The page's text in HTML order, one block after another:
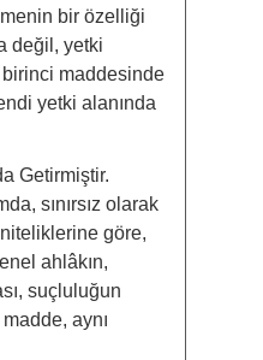
bir özelliği
değil, yetki
maddesinde
yetki alanında
Getirmiştir.
sınırsız olarak
göre,
ahlâkın,
suçluluğun
aynı